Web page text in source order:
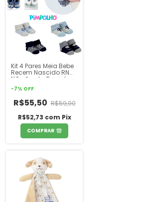
Kit 4 Pares Meia Bebe
Recem Nascido RN
Não Aperta Perninha
Pimpolho
-7% OFF
R$55,50 R$59,90
R$52,73 com Pix
COMPRAR